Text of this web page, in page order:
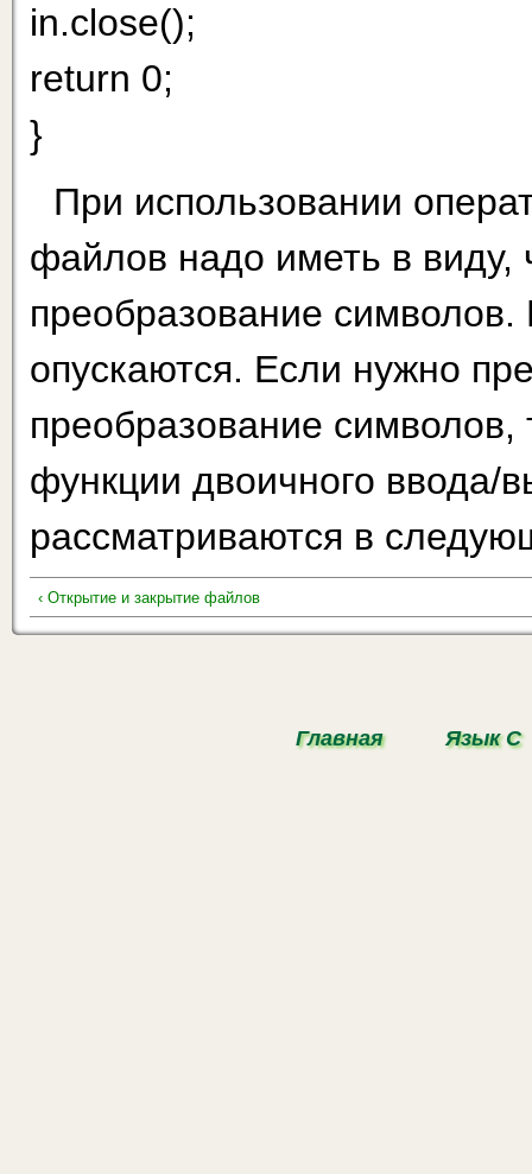
in.сlоse();
return 0;
}
При использовании
файлов надо иметь в виду,
преобразование
опускаются. Если нужно
преобразование символов,
функ­ции двоичного ввода/
рассматриваются в
‹ Открытие и закрытие файлов
Главная Язык С